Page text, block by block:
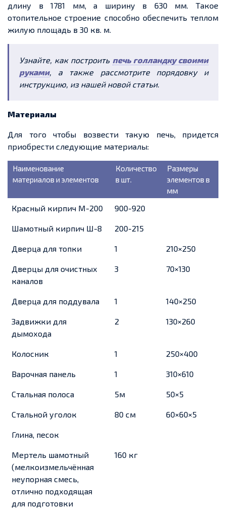
длину в 1781 мм, а ширину в 630 мм. Такое
отопительное строение способно обеспечить теплом
жилую площадь в 30 кв. м.
Узнайте, как построить печь голландку своими
руками, а также рассмотрите порядовку и
инструкцию, из нашей новой статьи.
Материалы
Для того чтобы возвести такую печь, придется
приобрести следующие материалы:
Наименование
материалов и элементов
Количество
в шт.
Размеры
элементов в
мм
Красный кирпич М-200 900-920
Шамотный кирпич Ш-8 200-215
Дверца для топки 1 210×250
Дверцы для очистных
каналов
3 70×130
Дверца для поддувала 1 140×250
Задвижки для
дымохода
2 130×260
Колосник 1 250×400
Варочная панель 1 310×610
Стальная полоса 5м 50×5
Стальной уголок 80 см 60×60×5
Глина, песок
Мертель шамотный
(мелкоизмельчённая
неупорная смесь,
отлично подходящая
для подготовки
160 кг